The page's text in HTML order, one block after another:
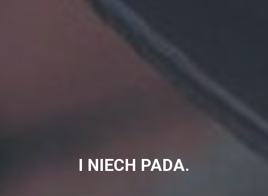
I NIECH PADA.